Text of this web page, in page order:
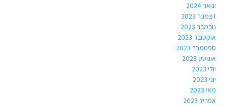
ינואר 2024
דצמבר 2023
נובמבר 2023
אוקטובר 2023
ספטמבר 2023
אוגוסט 2023
יולי 2023
יוני 2023
מאי 2023
אפריל 2023